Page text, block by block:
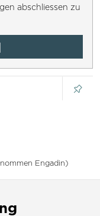
abschliessen zu
Engadin)